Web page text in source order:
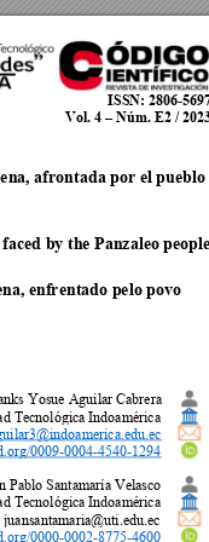
ISSN: 2806-
Vol. 4 – Núm. E2 /
afrontada por el pueblo
by the Panzaleo people
enfrentado pelo povo
Yosue Aguilar Cabrera
Tecnológica Indoamérica
0009-0004-4540-1294
Pablo Santamaría Velasco
Tecnológica Indoamérica
juansantamaria@uti.edu.ec
0000-0002-8775-4600